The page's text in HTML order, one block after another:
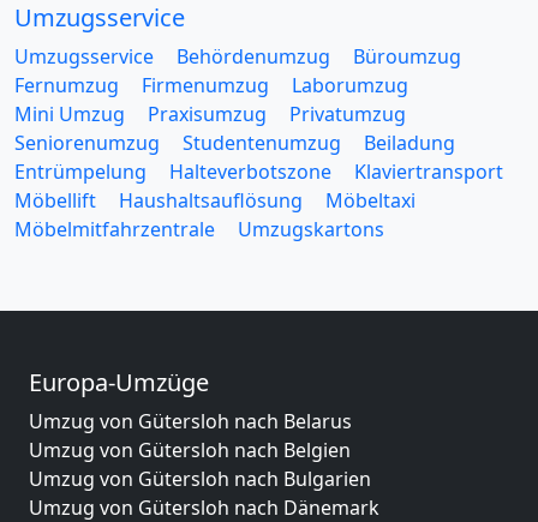
Umzugsservice
Umzugsservice Behördenumzug
Büroumzug
Fernumzug
Firmenumzug
Laborumzug
Mini Umzug
Praxisumzug
Privatumzug
Seniorenumzug
Studentenumzug
Beiladung
Entrümpelung
Halteverbotszone
Klaviertransport
Möbellift
Haushaltsauflösung
Möbeltaxi
Möbelmitfahrzentrale
Umzugskartons
Europa-Umzüge
Umzug von Gütersloh nach Belarus
Umzug von Gütersloh nach Belgien
Umzug von Gütersloh nach Bulgarien
Umzug von Gütersloh nach Dänemark